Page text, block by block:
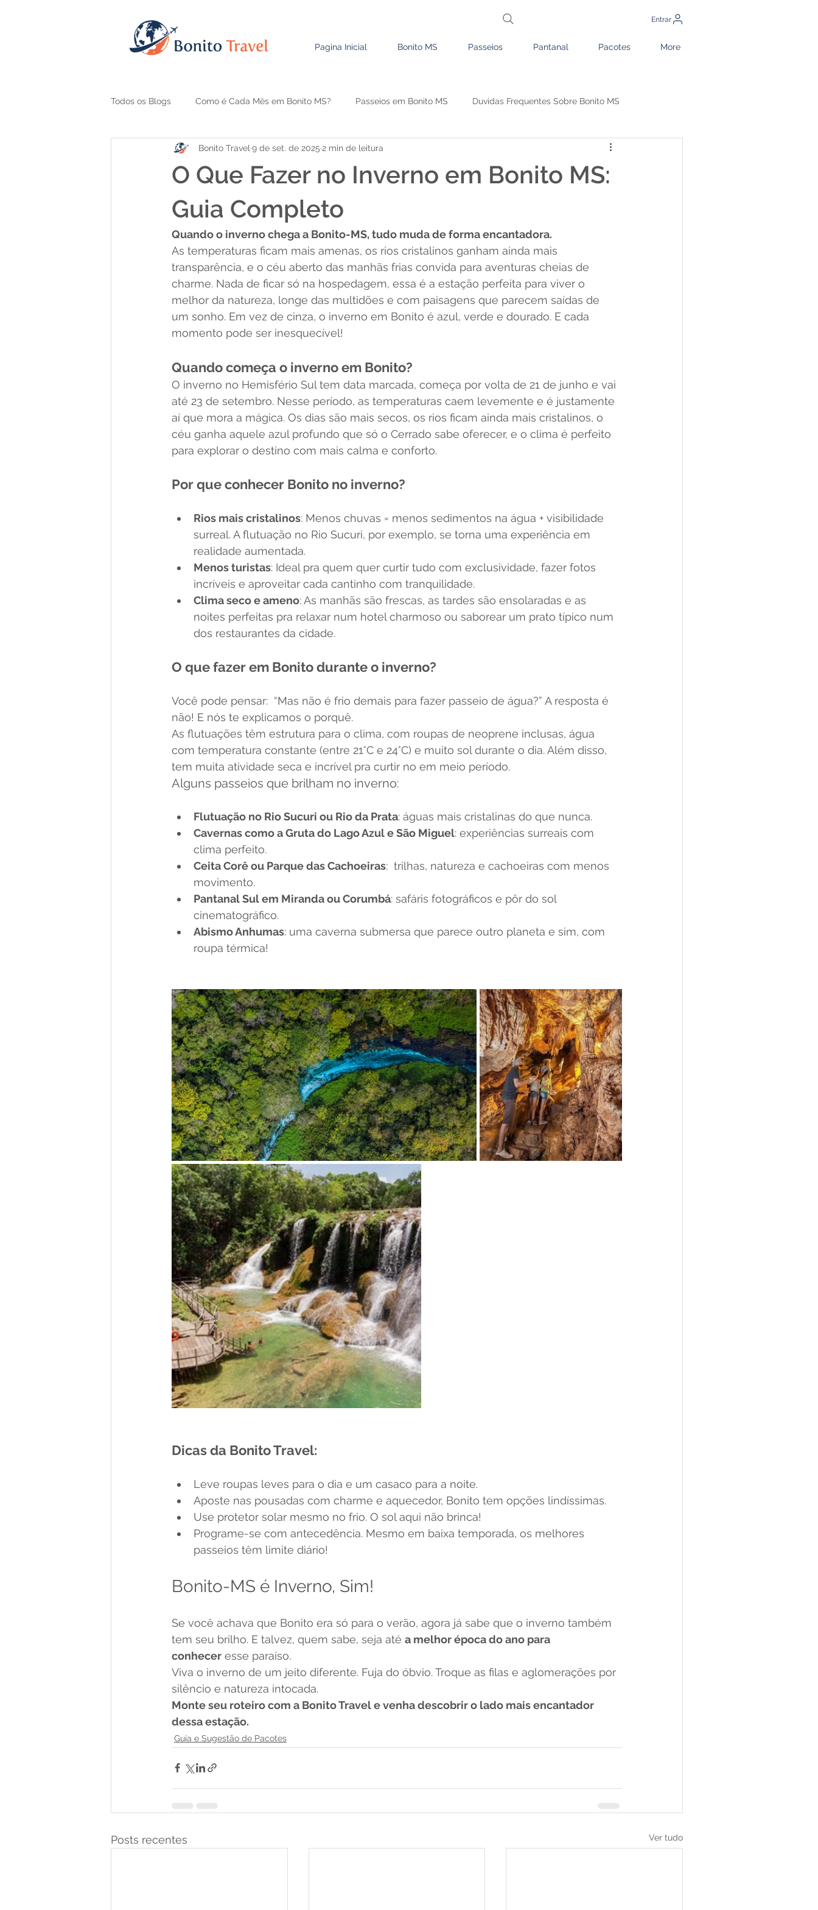
Entrar
Pagina Inicial Bonito MS Passeios Pantanal Pacotes More
Todos os Blogs Como é Cada Mês em Bonito MS? Passeios em Bonito MS Duvidas Frequentes Sobre Bonito MS
Guia e Sugestão de Pacotes Comércio e Serviços em Bonito
O Que Fazer no Inverno em Bonito MS:
Guia Completo
Bonito Travel 9 de set. de 2025 2 min de leitura
Quando o inverno chega a Bonito-MS, tudo muda de forma encantadora.
As temperaturas ficam mais amenas, os rios cristalinos ganham ainda mais
transparência, e o céu aberto das manhãs frias convida para aventuras cheias de
charme. Nada de ficar só na hospedagem, essa é a estação perfeita para viver o
melhor da natureza, longe das multidões e com paisagens que parecem saídas de
um sonho. Em vez de cinza, o inverno em Bonito é azul, verde e dourado. E cada
momento pode ser inesquecível!
Quando começa o inverno em Bonito?
O inverno no Hemisfério Sul tem data marcada, começa por volta de 21 de junho e vai
até 23 de setembro. Nesse período, as temperaturas caem levemente e é justamente
aí que mora a mágica. Os dias são mais secos, os rios ficam ainda mais cristalinos, o
céu ganha aquele azul profundo que só o Cerrado sabe oferecer, e o clima é perfeito
para explorar o destino com mais calma e conforto.
Por que conhecer Bonito no inverno?
Rios mais cristalinos: Menos chuvas = menos sedimentos na água + visibilidade
surreal. A flutuação no Rio Sucuri, por exemplo, se torna uma experiência em
realidade aumentada.
Menos turistas: Ideal pra quem quer curtir tudo com exclusividade, fazer fotos
incríveis e aproveitar cada cantinho com tranquilidade.
Clima seco e ameno: As manhãs são frescas, as tardes são ensolaradas e as
noites perfeitas pra relaxar num hotel charmoso ou saborear um prato típico num
dos restaurantes da cidade.
O que fazer em Bonito durante o inverno?
Você pode pensar:  “Mas não é frio demais para fazer passeio de água?” A resposta é
não! E nós te explicamos o porquê.
As flutuações têm estrutura para o clima, com roupas de neoprene inclusas, água
com temperatura constante (entre 21°C e 24°C) e muito sol durante o dia. Além disso,
tem muita atividade seca e incrível pra curtir no em meio período.
Alguns passeios que brilham no inverno:
Flutuação no Rio Sucuri ou Rio da Prata: águas mais cristalinas do que nunca.
Cavernas como a Gruta do Lago Azul e São Miguel: experiências surreais com
clima perfeito.
Ceita Corê ou Parque das Cachoeiras:  trilhas, natureza e cachoeiras com menos
movimento.
Pantanal Sul em Miranda ou Corumbá: safáris fotográficos e pôr do sol
cinematográfico.
Abismo Anhumas: uma caverna submersa que parece outro planeta e sim, com
roupa térmica!
Dicas da Bonito Travel:
Leve roupas leves para o dia e um casaco para a noite.
Aposte nas pousadas com charme e aquecedor, Bonito tem opções lindíssimas.
Use protetor solar mesmo no frio. O sol aqui não brinca!
Programe-se com antecedência. Mesmo em baixa temporada, os melhores
passeios têm limite diário!
Bonito-MS é Inverno, Sim!
Se você achava que Bonito era só para o verão, agora já sabe que o inverno também
tem seu brilho. E talvez, quem sabe, seja até a melhor época do ano para
conhecer esse paraíso.
Viva o inverno de um jeito diferente. Fuja do óbvio. Troque as filas e aglomerações por
silêncio e natureza intocada.
Monte seu roteiro com a Bonito Travel e venha descobrir o lado mais encantador
dessa estação.
Guia e Sugestão de Pacotes
Posts recentes Ver tudo